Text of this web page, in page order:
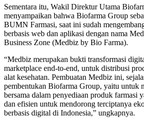
Sementara itu, Wakil Direktur Utama
menyampaikan bahwa Biofarma Group
BUMN Farmasi, saat ini sudah
berbasis web dan aplikasi dengan nama
Business Zone (Medbiz by Bio Farma).
“Medbiz merupakan bukti transformasi
marketplace end-to-end, untuk distribusi
alat kesehatan. Pembuatan Medbiz ini,
pembentukan Biofarma Group, yaitu untuk
bersama dalam penyediaan produk farmasi
dan efisien untuk mendorong terciptanya
berbasis digital di Indonesia,” ungkapnya.